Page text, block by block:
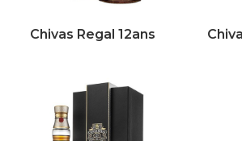
Chivas Regal 12ans